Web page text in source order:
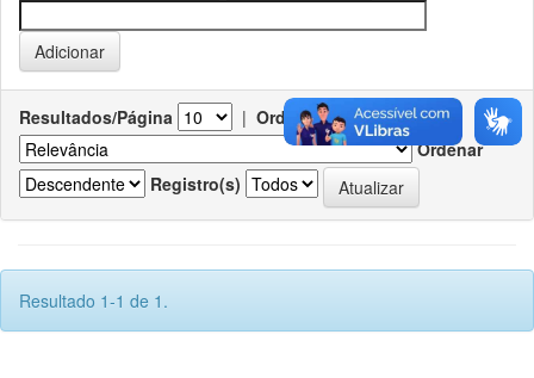
Resultados/Página | Ordenar registros por
Ordenar
Registro(s)
Resultado 1-1 de 1.